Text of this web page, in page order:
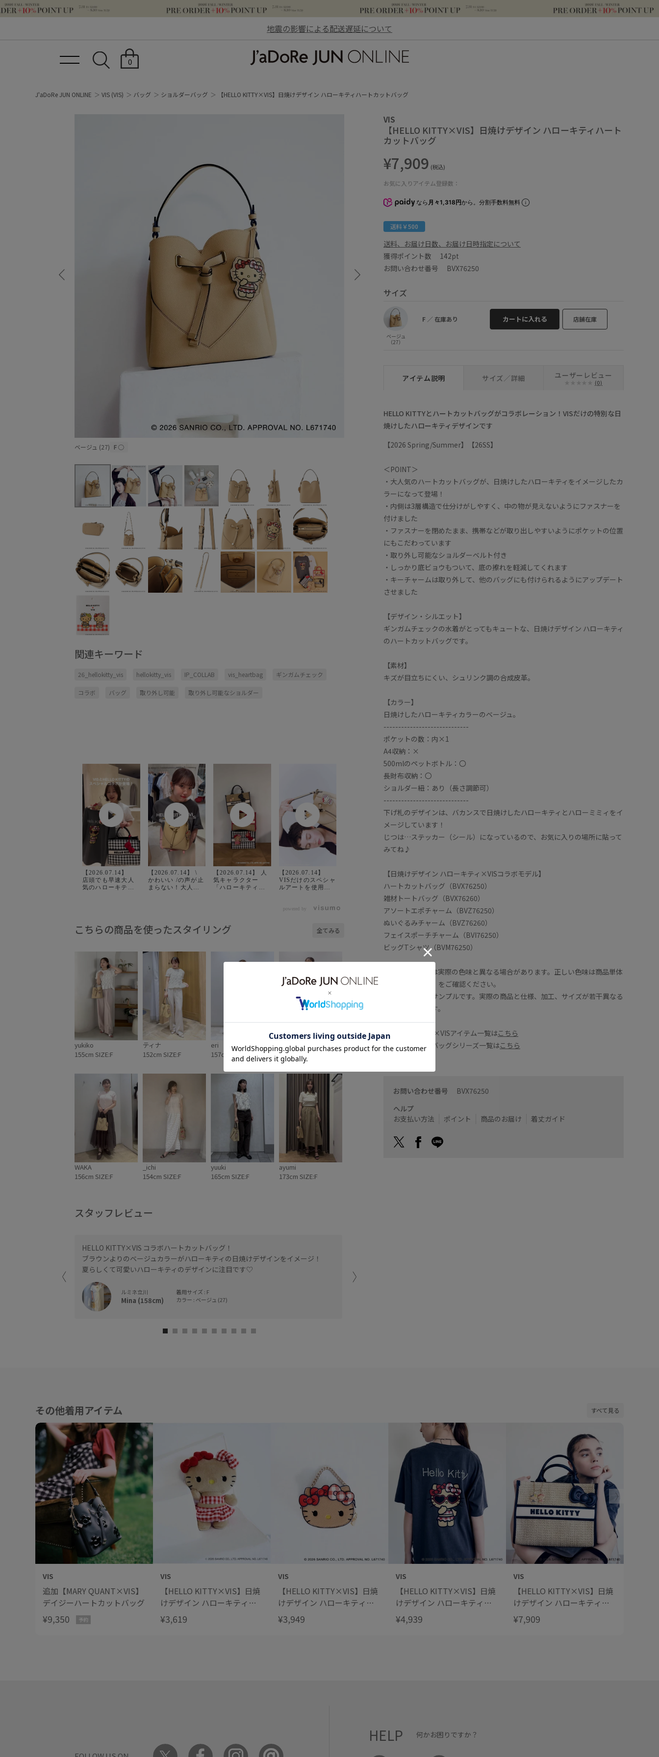
地震の影響による配送遅延について
0
J'aDoRe JUN ONLINE VIS (VIS) バッグ ショルダーバッグ 【HELLO KITTY×VIS】日焼けデザイン ハローキティハートカットバッグ
ベージュ (27) F○
関連キーワード
26_hellokitty_vis hellokitty_vis IP_COLLAB vis_heartbag ギンガムチェック
コラボ バッグ 取り外し可能 取り外し可能なショルダー
【2026.07.14】 ㅤㅤㅤㅤㅤㅤㅤㅤㅤㅤㅤㅤㅤ
店頭でも早速大人
気のハローキティ
この夏楽しみまし
ょう🏊🏻‍♂️🏖️ ㅤㅤㅤㅤㅤㅤㅤㅤㅤㅤㅤㅤㅤ 私は
♡ @vis_jp
@jadorejunonline
をチェックです☑️ㅤㅤㅤㅤㅤㅤㅤㅤㅤㅤㅤ
タッフのコーデが
載ってるので ぜひ
ご覧ください🤳✨
【2026.07.14】 \
かわいい /の声が止
まらない！大人気
のビキニ着ている
のもきゅん🫶🏻 T
どれも選べないく
らい可愛さ100%で
す！🥹♡ ぜひお早
めにチェックして
みて下さい〜
@jadorejunonline
【2026.07.14】 人
気キャラクター
「ハローキティ」
キティとのスペシ
ャルコラボアイテ
バカンスを満喫す
サイトにて発売ス
タート アイテムラ
インナップ↓ 🏷️
【HELLO
KITTY×VIS】日焼
けデザイン ハロー
キティビッグTシャ
ツ ¥4,939 (税込) 品
番:BVM76250 🏷️
【HELLO
KITTY×VIS】日焼
けデザイン ハロー
キティ雑材トート
バッグ ¥7,909 (税
番:BVX76260 🏷️
KITTY×VIS】日焼
けデザイン ハロー
キティハートカッ
トバッグ ¥7,909
(税込) 品
【HELLO
KITTY×VIS】日焼
けデザイン ハロー
キティぬいぐるみ
【HELLO
ポチャーム ¥1,969
(税込) 品
【2026.07.14】
VISだけのスペシャ
ルアートを使用し
ラボアイテムが全6
着て、夏のバカン
♡ 大人気ハートカ
も必見！🤎 🗓️スケ
ジュール↓
2026/07/10(金) 全
国のVIS店舗・公式
サイトにて発売ス
KITTY×VIS】日焼
けデザイン ハロー
キティビッグTシャ
ツ ¥4,939 (税込) 品
番:BVM76250 🏷️
【HELLO
KITTY×VIS】日焼
けデザイン ハロー
キティ雑材トート
バッグ ¥7,909 (税
番:BVX76260 🏷️
【HELLO
KITTY×VIS】日焼
けデザイン ハロー
キティハートカッ
トバッグ ¥7,909
(税込) 品
番:BVX76250 🏷️
【HELLO
KITTY×VIS】日焼
チャーム ¥3,619
(税込) 品
powered by
こちらの商品を使ったスタイリング 全てみる
yukiko
155cm SIZE:F
ティナ
152cm SIZE:F
eri
157cm SIZE:F
tomomi
157cm SIZE:F
WAKA
156cm SIZE:F
_ichi
154cm SIZE:F
yuuki
165cm SIZE:F
ayumi
173cm SIZE:F
スタッフレビュー
HELLO KITTY×VIS コラボハートカットバッグ！
ブラウンよりのベージュカラーがハローキティの日焼けデザインをイメージ！
夏らしくて可愛いハローキティのデザインに注目です♡
ルミネ立川
Mina (158cm)
着用サイズ : F
カラー : ベージュ (27)
VIS
【HELLO KITTY×VIS】日焼けデザイン ハローキティハート
カットバッグ
¥7,909 (税込)
お気に入りアイテム登録数：
なら 月々1,318円から。分割手数料無料
送料￥500
送料、お届け日数、お届け日時指定について
獲得ポイント数 142pt
お問い合わせ番号 BVX76250
サイズ
ベージュ
（27）
F ／ 在庫あり カートに入れる 店舗在庫
アイテム説明 サイズ／詳細 ユーザーレビュー
(0)
HELLO KITTYとハートカットバッグがコラボレーション！VISだけの特別な日
焼けしたハローキティデザインです
【2026 Spring/Summer】【26SS】
＜POINT＞
・大人気のハートカットバッグが、日焼けしたハローキティをイメージしたカ
ラーになって登場！
・内側は3層構造で仕分けがしやすく、中の物が見えないようにファスナーを
付けました
・ファスナーを閉めたまま、携帯などが取り出しやすいようにポケットの位置
にもこだわっています
・取り外し可能なショルダーベルト付き
・しっかり底ビョウもついて、底の擦れを軽減してくれます
・キーチャームは取り外して、他のバッグにも付けられるようにアップデート
させました
【デザイン・シルエット】
ギンガムチェックの水着がとってもキュートな、日焼けデザイン ハローキティ
のハートカットバッグです。
【素材】
キズが目立ちにくい、シュリンク調の合成皮革。
【カラー】
日焼けしたハローキティカラーのベージュ。
-----------------------------
ポケットの数：内×1
A4収納：×
500mlのペットボトル：〇
長財布収納：〇
ショルダー紐：あり（長さ調節可）
-----------------------------
下げ札のデザインは、バカンスで日焼けしたハローキティとハローミミィをイ
メージしています！
じつは…ステッカー（シール）になっているので、お気に入りの場所に貼って
みてね♪
【日焼けデザイン ハローキティ×VISコラボモデル】
ハートカットバッグ（BVX76250）
雑材トートバッグ（BVX76260）
アソートエポチャーム（BVZ76250）
ぬいぐるみチャーム（BVZ76260）
フェイスポーチチャーム（BVI76250）
ビッグTシャツ（BVM76250）
※画像によっては実際の色味と異なる場合があります。正しい色味は商品単体
の画像（白背景）をご確認ください。
※画像の商品はサンプルです。実際の商品と仕様、加工、サイズが若干異なる
場合がございます。
■HELLO KITTY×VISアイテム一覧はこちら
■ハートカットバッグシリーズ一覧はこちら
お問い合わせ番号 BVX76250
ヘルプ
お支払い方法
ポイント 商品のお届け 着丈ガイド
その他着用アイテム すべて見る
VIS
追加【MARY QUANT×VIS】
デイジーハートカットバッグ
¥9,350 予約
VIS
【HELLO KITTY×VIS】日焼
けデザイン ハローキティぬ
いぐるみチャーム
¥3,619
VIS
【HELLO KITTY×VIS】日焼
けデザイン ハローキティフ
ェイスポーチチャーム
¥3,949
VIS
【HELLO KITTY×VIS】日焼
けデザイン ハローキティビ
ッグTシャツ
¥4,939
VIS
【HELLO KITTY×VIS】日焼
けデザイン ハローキティ雑
材トートバッグ
¥7,909
HELP 何かお困りですか？